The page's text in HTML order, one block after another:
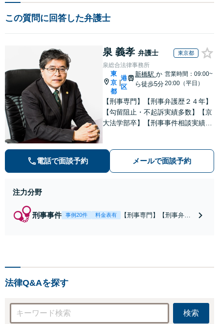
この質問に回答した弁護士
泉 義孝 弁護士 東京都
泉総合法律事務所
東
京
都
|
港
区
新橋駅か
ら徒歩5分
営業時間：09:00~
20:00（平日）
【刑事専門】【刑事弁護歴２４年】
【勾留阻止・不起訴実績多数】【京
大法学部卒】【刑事事件相談実績77
【弁護士泉義孝が相談、刑事弁護を
担当】【逮捕・勾留でお悩みの方は
電話で面談予約 メールで面談予約
注力分野
刑事事件 事例20件 料金表有
【刑事専門】【刑事弁護
非弁護士泉義孝にご相談
法律Q&Aを探す
検索